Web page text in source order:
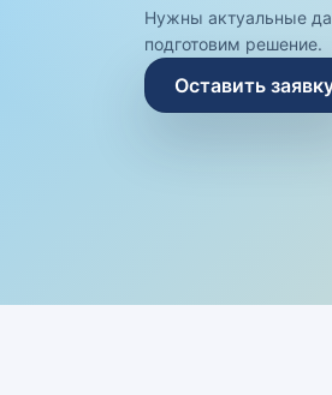
Нужны актуальные
подготовим решение.
Оставить